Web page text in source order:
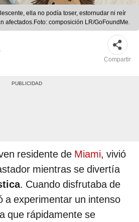
ella no podía toser, estornudar ni reír
afectados.Foto: composición LR/GoFoundMe.
Compartir
residente de Miami, vivió
mientras se divertía
. Cuando disfrutaba de
a experimentar un intenso
que rápidamente se